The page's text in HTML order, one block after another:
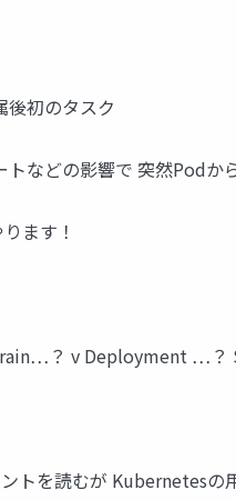
後初のタスク
トなどの影響で 突然Podか
ます！
？ v Deployment …？
トを読むが Kubernetesの